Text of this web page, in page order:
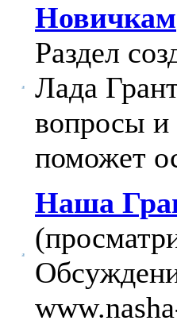
Новичкам
Раздел
Лада
вопросы и
поможет
Наша